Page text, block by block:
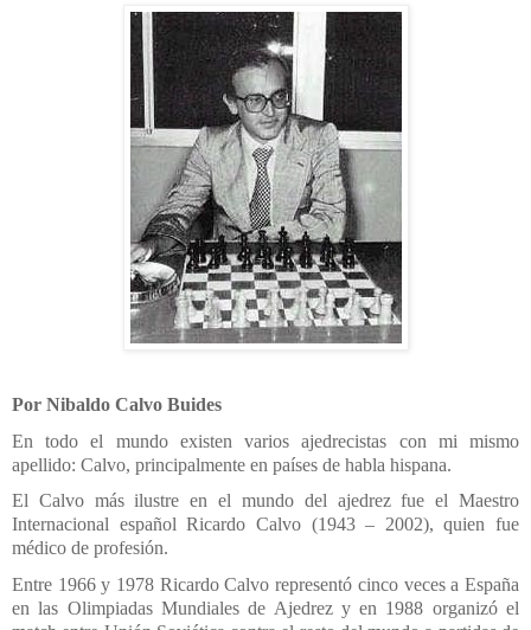
Por Nibaldo Calvo Buides
En todo el mundo existen varios ajedrecistas con mi mismo
apellido: Calvo, principalmente en países de habla hispana.
El Calvo más ilustre en el mundo del ajedrez fue el Maestro
Internacional español Ricardo Calvo (1943 – 2002), quien fue
médico de profesión.
Entre 1966 y 1978 Ricardo Calvo representó cinco veces a España
en las Olimpiadas Mundiales de Ajedrez y en 1988 organizó el